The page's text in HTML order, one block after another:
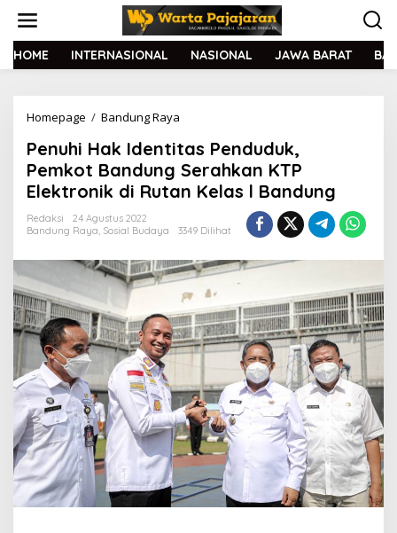
t
HOME INTERNASIONAL NASIONAL JAWA BARAT
Homepage / Bandung Raya
n
u
h
i
a
I
d
e
n
t
i
t
s
P
e
n
d
u
d
u
Penuhi Hak Identitas Penduduk,
Pemkot Bandung Serahkan KTP
Elektronik di Rutan Kelas l Bandung
Redaksi
24 Agustus 2022
Bandung Raya, Sosial Budaya 3349 Dilihat